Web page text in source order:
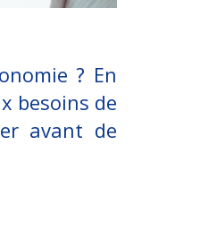
? En
besoins de
avant de